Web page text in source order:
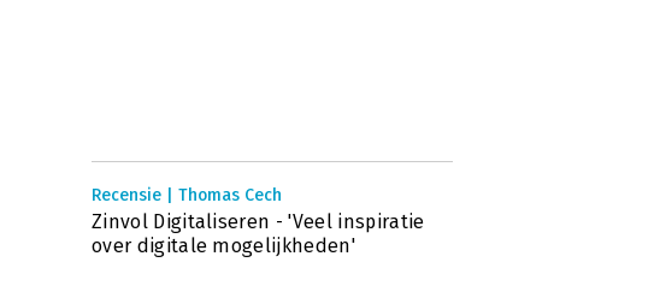
Recensie | Thomas Cech
Zinvol Digitaliseren - 'Veel inspiratie
over digitale mogelijkheden'